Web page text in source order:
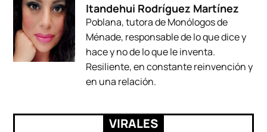
Itandehui Rodríguez Martínez
Poblana, tutora de Monólogos de
Ménade, responsable de lo que dice y
hace y no de lo que le inventa.
Resiliente, en constante reinvención y
en una relación.
VIRALES